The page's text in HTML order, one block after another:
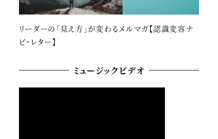
リーダーの「見え方」が変わるメルマガ【認識変容ナ
ビ・レター】
ミュージックビデオ